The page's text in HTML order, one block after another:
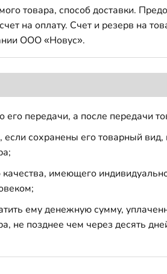
товара, способ доставки.
на оплату. Счет и резерв на
ООО «Новус».
его передачи, а после передачи
сохранены его товарный вид,
имеющего
ему денежную сумму,
не позднее чем через десять